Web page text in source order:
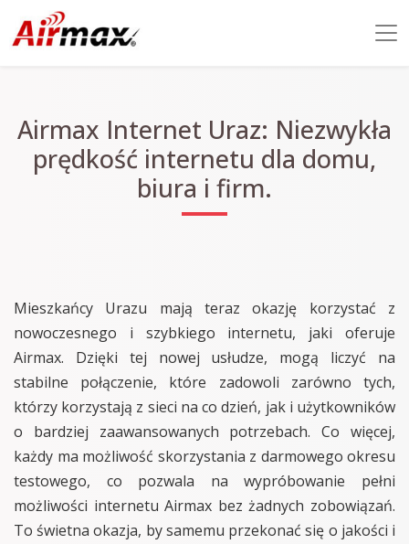
Airmax Internet Uraz: Niezwykła
prędkość internetu dla domu,
biura i firm.
Mieszkańcy Urazu mają teraz okazję korzystać z
nowoczesnego i szybkiego internetu, jaki oferuje
Airmax. Dzięki tej nowej usłudze, mogą liczyć na
stabilne połączenie, które zadowoli zarówno tych,
którzy korzystają z sieci na co dzień, jak i użytkowników
o bardziej zaawansowanych potrzebach. Co więcej,
każdy ma możliwość skorzystania z darmowego okresu
testowego, co pozwala na wypróbowanie pełni
możliwości internetu Airmax bez żadnych zobowiązań.
To świetna okazja, by samemu przekonać się o jakości i